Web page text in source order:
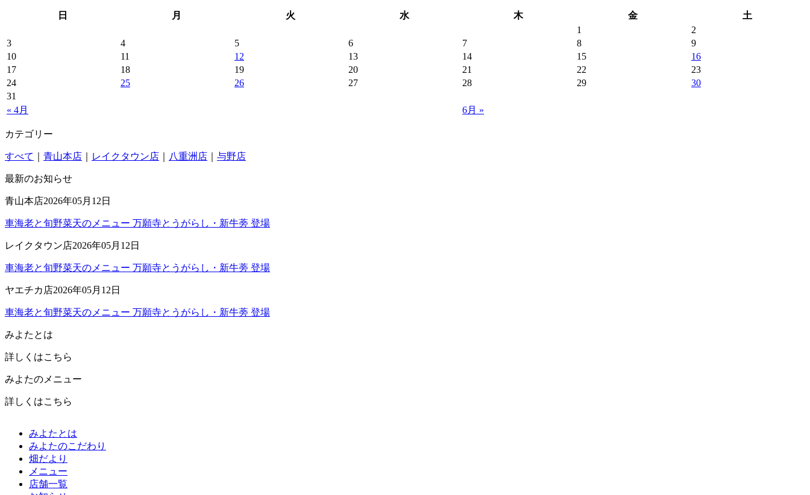
日 月 火 水 木 金 土
« 4月 6月 »
1
2
3
4 5 6 7 8
9
10
11 12 13 14 15
16
17
18 19 20 21 22
23
24
25 26 27 28 29
30
31
カテゴリー
すべて 青山本店 レイクタウン店 八重洲店 与野店
最新のお知らせ
青山本店2026年05月12日
車海老と旬野菜天のメニュー 万願寺とうがらし・新牛蒡 登場
レイクタウン店2026年05月12日
車海老と旬野菜天のメニュー 万願寺とうがらし・新牛蒡 登場
ヤエチカ店2026年05月12日
車海老と旬野菜天のメニュー 万願寺とうがらし・新牛蒡 登場
みよたとは
詳しくはこちら
みよたのメニュー
詳しくはこちら
みよたとは
みよたのこだわり
畑だより
メニュー
店舗一覧